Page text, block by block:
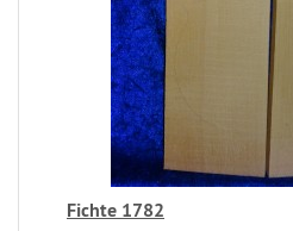
Fichte 1782